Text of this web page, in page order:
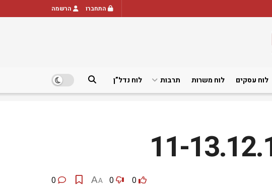
התחברו הרשמה
לוח עסקים לוח משרות תרבות לוח נדל”ן
0
0
A
A